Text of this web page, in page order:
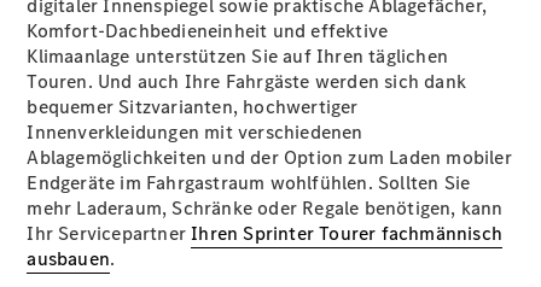
Citan
Kastenwagen
Konfigurator
Mercedes-
Benz Store
digitalerInnenspiegelsowie praktische Ablagefächer,
Komfort-Dachbedieneinheit und effektive
Klimaanlage unterstützen Sie auf Ihren täglichen
Touren. Und auch Ihre Fahrgäste werden sich dank
bequemer Sitzvarianten, hochwertiger
Innenverkleidungen mit verschiedenen
Ablagemöglichkeiten und der Option zum Laden mobiler
Endgeräte im Fahrgastraum wohlfühlen. Sollten Sie
mehr Laderaum, Schränke oder Regale benötigen, kann
Ihr ServicepartnerIhren Sprinter Tourer fachmännisch
ausbauen.